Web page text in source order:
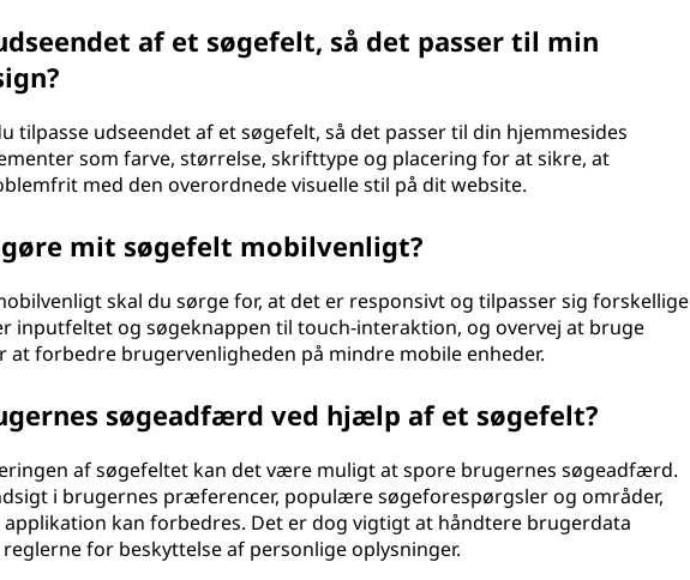
af et søgefelt, så det passer til min
tilpasse udseendet af et søgefelt, så det passer til din hjemmesides
som farve, størrelse, skrifttype og placering for at sikre, at
med den overordnede visuelle stil på dit website.
mit søgefelt mobilvenligt?
skal du sørge for, at det er responsivt og tilpasser sig forskellige
inputfeltet og søgeknappen til touch-interaktion, og overvej at bruge
forbedre brugervenligheden på mindre mobile enheder.
søgeadfærd ved hjælp af et søgefelt?
af søgefeltet kan det være muligt at spore brugernes søgeadfærd.
i brugernes præferencer, populære søgeforespørgsler og områder,
kan forbedres. Det er dog vigtigt at håndtere brugerdata
for beskyttelse af personlige oplysninger.